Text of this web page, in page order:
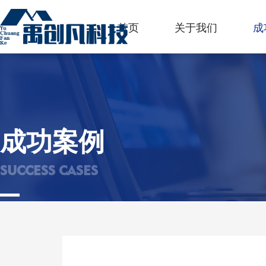
首页 关于我们
成功案例
SUCCESS CASES